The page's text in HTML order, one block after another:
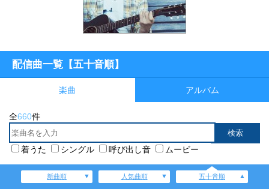
配信曲一覧【五十音順】
楽曲 アルバム
全660件
着うた シングル 呼び出し音 ムービー
新曲順 人気曲順 五十音順